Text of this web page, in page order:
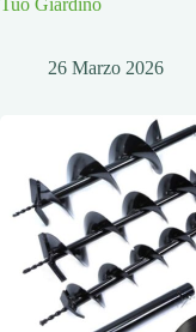
Tuo Giardino
26 Marzo 2026